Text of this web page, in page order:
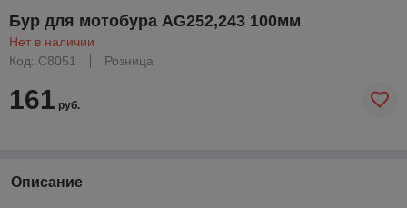
Бур для мотобура AG252,243 100мм
Нет в наличии
Код: C8051
Розница
161 руб.
Описание